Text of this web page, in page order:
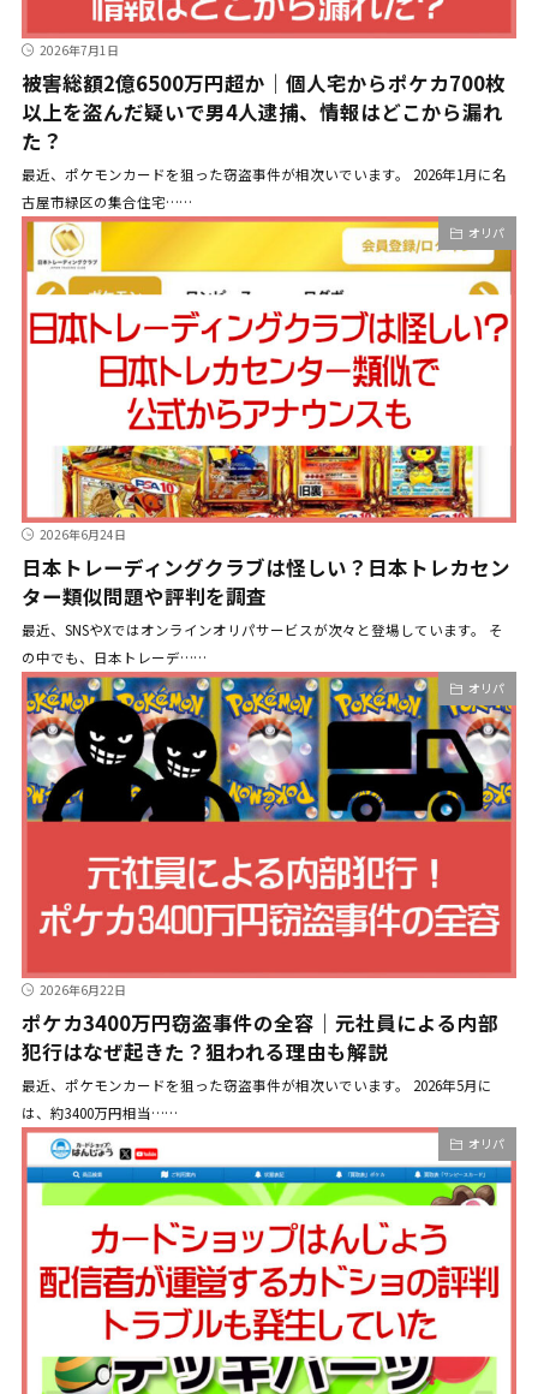
2026年7月1日
被害総額2億6500万円超か｜個人宅からポケカ700枚
以上を盗んだ疑いで男4人逮捕、情報はどこから漏れ
た？
最近、ポケモンカードを狙った窃盗事件が相次いでいます。 2026年1月に名
古屋市緑区の集合住宅……
オリパ
2026年6月24日
日本トレーディングクラブは怪しい？日本トレカセン
ター類似問題や評判を調査
最近、SNSやXではオンラインオリパサービスが次々と登場しています。 そ
の中でも、日本トレーデ……
オリパ
2026年6月22日
ポケカ3400万円窃盗事件の全容｜元社員による内部
犯行はなぜ起きた？狙われる理由も解説
最近、ポケモンカードを狙った窃盗事件が相次いでいます。 2026年5月に
は、約3400万円相当……
オリパ